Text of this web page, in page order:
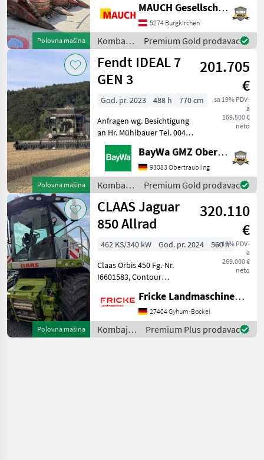
Polovna mašina
Električne kontrole -
Hidraulično okretanje
kupole - Električno
podešavanje udaljenosti
dometa
MAUCH Gesellschaft m.b.H. & Co.KG
5274 Burgkirchen
Kombajni
/ Kemper
Premium Gold prodavac
Polovna mašina
Fendt IDEAL 7
GEN 3
201.705
€
sa 19% PDV-
a
169.500 €
neto
God. pr. 2023 488 h
770 cm
Anfragen wg. Besichtigung
an Hr. Mühlbauer Tel. 0049
151 1610 4033.Rapsmesser,
Bord kompjuter,
Hidrostatični pogon, Pogon
na sve kotače (4x4), Heder/
adapter za repu, S
BayWa GMZ Obertraubling
93083 Obertraubling
Kombajni
/ Fendt
Premium Gold prodavac
Polovna mašina
CLAAS Jaguar
850 Allrad
320.110
€
sa 19% PDV-
a
269.000 €
neto
462 KS/340 kW God. pr. 2024
560 h
Claas Orbis 450 Fg.-Nr.
I6601583, Contour
Transportschutz, 2 Gang
Schaltgetriebe, V Classic 24
Messertrommel, Korn
CRacker M 80/100,
Fricke Landmaschinen GmbH
27404 Gyhum-Bockel
Kombajni
/ Claas
Premium Plus prodavac